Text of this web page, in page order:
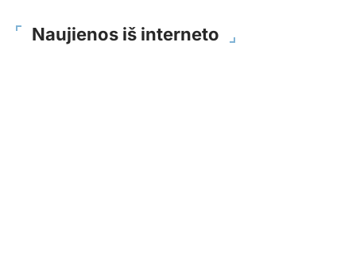
Naujienos iš interneto